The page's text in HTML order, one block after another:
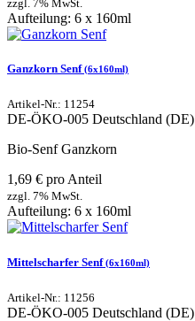
zzgl. 7% MwSt.
Aufteilung: 6 x 160ml
Ganzkorn Senf(6x160ml)
Artikel-Nr.: 11254
DE-ÖKO-005 Deutschland (DE)
Bio-Senf Ganzkorn
1,69 € pro Anteil
zzgl. 7% MwSt.
Aufteilung: 6 x 160ml
Mittelscharfer Senf(6x160ml)
Artikel-Nr.: 11256
DE-ÖKO-005 Deutschland (DE)